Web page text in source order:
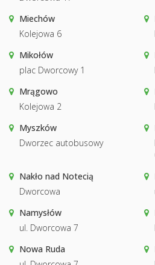
Miechów
Kolejowa 6
Mikołów
plac Dworcowy 1
Mrągowo
Kolejowa 2
Myszków
Dworzec autobusowy
Nakło nad Notecią
Dworcowa
Namysłów
ul. Dworcowa 7
Nowa Ruda